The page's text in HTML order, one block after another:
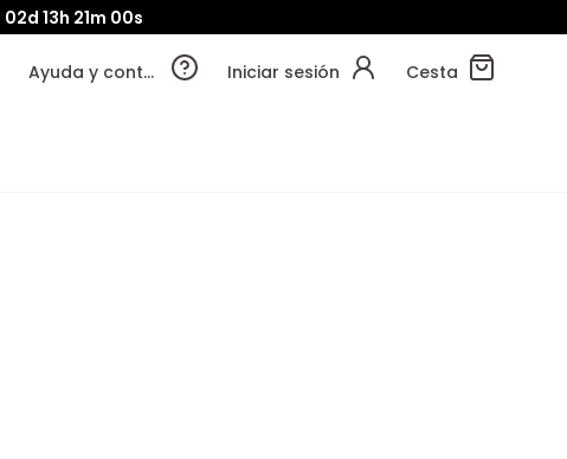
02d 13h 20m 58s
Ayuda y contacto Iniciar sesión Cesta